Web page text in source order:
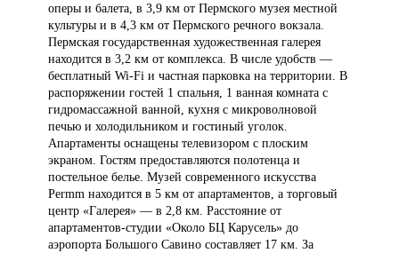
оперы и балета, в 3,9 км от Пермского музея местной
культуры и в 4,3 км от Пермского речного вокзала.
Пермская государственная художественная галерея
находится в 3,2 км от комплекса. В числе удобств —
бесплатный Wi-Fi и частная парковка на территории. В
распоряжении гостей 1 спальня, 1 ванная комната с
гидромассажной ванной, кухня с микроволновой
печью и холодильником и гостиный уголок.
Апартаменты оснащены телевизором с плоским
экраном. Гостям предоставляются полотенца и
постельное белье. Музей современного искусства
Permm находится в 5 км от апартаментов, а торговый
центр «Галерея» — в 2,8 км. Расстояние от
апартаментов-студии «Около БЦ Карусель» до
аэропорта Большого Савино составляет 17 км. За